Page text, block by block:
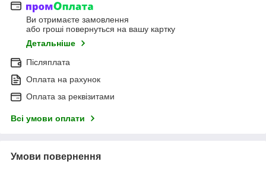
Ви отримаєте замовлення
або гроші повернуться на вашу картку
Детальніше
Післяплата
Оплата на рахунок
Оплата за реквізитами
Всі умови оплати
Умови повернення